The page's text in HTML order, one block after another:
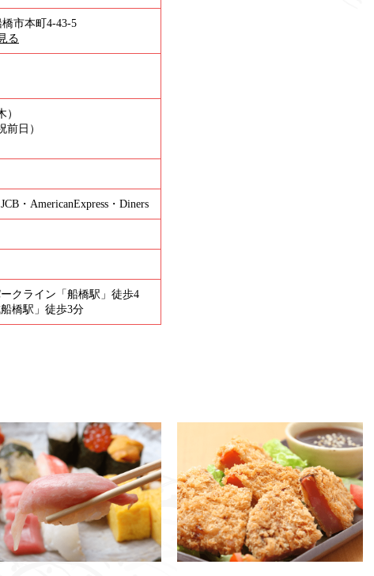
市本町4-43-5
る
）
前日）
・AmericanExpress・Diners
クライン「船橋駅」徒歩4
橋駅」徒歩3分